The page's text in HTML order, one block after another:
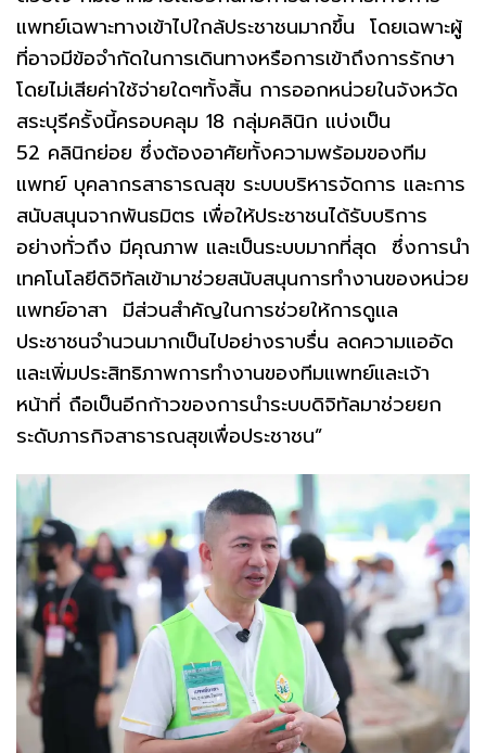
แพทย์เฉพาะทางเข้าไปใกล้ประชาชนมากขึ้น โดยเฉพาะผู้
ที่อาจมีข้อจำกัดในการเดินทางหรือการเข้าถึงการรักษา
โดยไม่เสียค่าใช้จ่ายใดๆทั้งสิ้น การออกหน่วยในจังหวัด
สระบุรีครั้งนี้ครอบคลุม 18 กลุ่มคลินิก แบ่งเป็น
52 คลินิกย่อย ซึ่งต้องอาศัยทั้งความพร้อมของทีม
แพทย์ บุคลากรสาธารณสุข ระบบบริหารจัดการ และการ
สนับสนุนจากพันธมิตร เพื่อให้ประชาชนได้รับบริการ
อย่างทั่วถึง มีคุณภาพ และเป็นระบบมากที่สุด ซึ่งการนำ
เทคโนโลยีดิจิทัลเข้ามาช่วยสนับสนุนการทำงานของหน่วย
แพทย์อาสา มีส่วนสำคัญในการช่วยให้การดูแล
ประชาชนจำนวนมากเป็นไปอย่างราบรื่น ลดความแออัด
และเพิ่มประสิทธิภาพการทำงานของทีมแพทย์และเจ้า
หน้าที่ ถือเป็นอีกก้าวของการนำระบบดิจิทัลมาช่วยยก
ระดับภารกิจสาธารณสุขเพื่อประชาชน”